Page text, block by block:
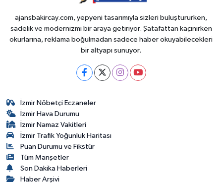
ajansbakircay.com, yepyeni tasarımıyla sizleri buluştururken,
sadelik ve modernizmi bir araya getiriyor. Şatafattan kaçınırken
okurlarına, reklama boğulmadan sadece haber okuyabilecekleri
bir altyapı sunuyor.
İzmir Nöbetçi Eczaneler
İzmir Hava Durumu
İzmir Namaz Vakitleri
İzmir Trafik Yoğunluk Haritası
Puan Durumu ve Fikstür
Tüm Manşetler
Son Dakika Haberleri
Haber Arşivi